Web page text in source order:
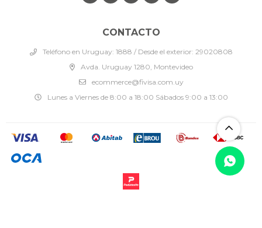
CONTACTO
Teléfono en Uruguay: 1888 / Desde el exterior: 29020808
Avda. Uruguay 1280, Montevideo
ecommerce@fivisa.com.uy
Lunes a Viernes de 8:00 a 18:00 Sábados 9:00 a 13:00